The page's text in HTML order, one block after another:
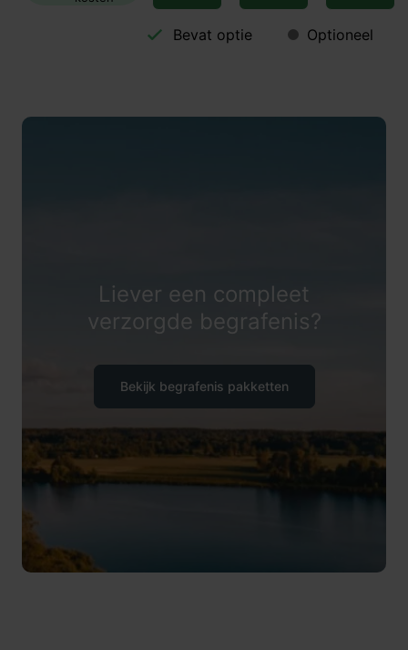
Bevat optie Optioneel
Liever een compleet
verzorgde begrafenis?
Bekijk begrafenis pakketten